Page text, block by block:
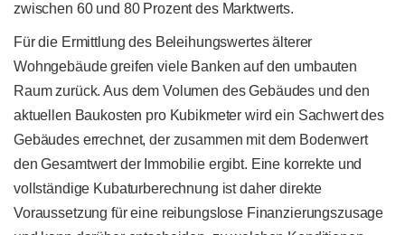
zwischen 60 und 80 Prozent des Marktwerts.
Für die Ermittlung des Beleihungswertes älterer
Wohngebäude greifen viele Banken auf den umbauten
Raum zurück. Aus dem Volumen des Gebäudes und den
aktuellen Baukosten pro Kubikmeter wird ein Sachwert des
Gebäudes errechnet, der zusammen mit dem Bodenwert
den Gesamtwert der Immobilie ergibt. Eine korrekte und
vollständige Kubaturberechnung ist daher direkte
Voraussetzung für eine reibungslose Finanzierungszusage